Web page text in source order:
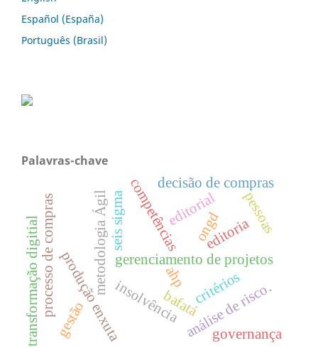
Español (España)
Português (Brasil)
Palavras-chave
gerenciamento de projetos
metodologia Ágil competências
ahp
ongd
bafatácritérios
insolvênciaanálise de risco.
produção enxuta
seis sigma editorial
decisão de compras
processo de compras editoria
transformação digitial gestão governança
pessoas